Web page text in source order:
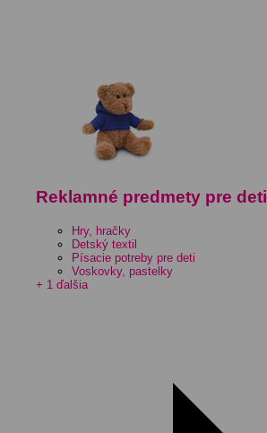
Reklamné predmety pre deti
Hry, hračky
Detský textil
Písacie potreby pre deti
Voskovky, pastelky
+ 1 ďalšia